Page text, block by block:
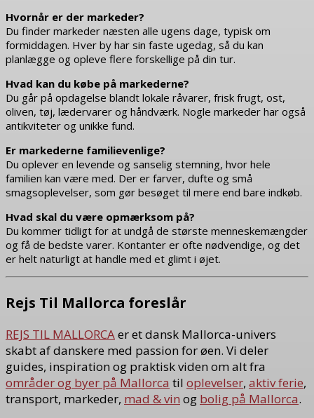
Hvornår er der markeder?
Du finder markeder næsten alle ugens dage, typisk om
formiddagen. Hver by har sin faste ugedag, så du kan
planlægge og opleve flere forskellige på din tur.
Hvad kan du købe på markederne?
Du går på opdagelse blandt lokale råvarer, frisk frugt, ost,
oliven, tøj, lædervarer og håndværk. Nogle markeder har også
antikviteter og unikke fund.
Er markederne familievenlige?
Du oplever en levende og sanselig stemning, hvor hele
familien kan være med. Der er farver, dufte og små
smagsoplevelser, som gør besøget til mere end bare indkøb.
Hvad skal du være opmærksom på?
Du kommer tidligt for at undgå de største menneskemængder
og få de bedste varer. Kontanter er ofte nødvendige, og det
er helt naturligt at handle med et glimt i øjet.
Rejs Til Mallorca foreslår
REJS TIL MALLORCAer et dansk Mallorca-univers
skabt af danskere med passion for øen. Vi deler
guides, inspiration og praktisk viden om alt fra
områder og byer på Mallorca til oplevelser, aktiv ferie,
transport, markeder, mad & vin og bolig på Mallorca.